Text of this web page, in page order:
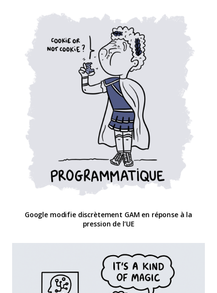
Google modifie discrètement GAM en réponse à la
pression de l’UE